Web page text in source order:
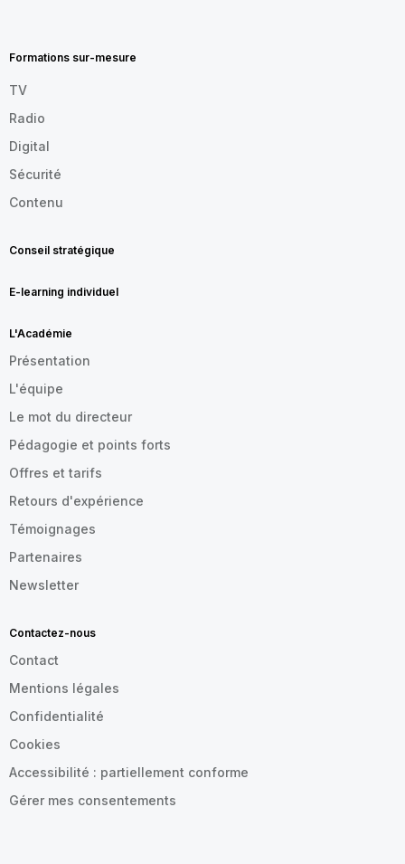
FR
Formations sur-mesure
TV
Radio
Digital
Sécurité
Contenu
Conseil stratégique
E-learning individuel
L'Académie
Présentation
L'équipe
Le mot du directeur
Pédagogie et points forts
Offres et tarifs
Retours d'expérience
Témoignages
Partenaires
Newsletter
Contactez-nous
Contact
Mentions légales
Confidentialité
Cookies
Accessibilité : partiellement conforme
Gérer mes consentements